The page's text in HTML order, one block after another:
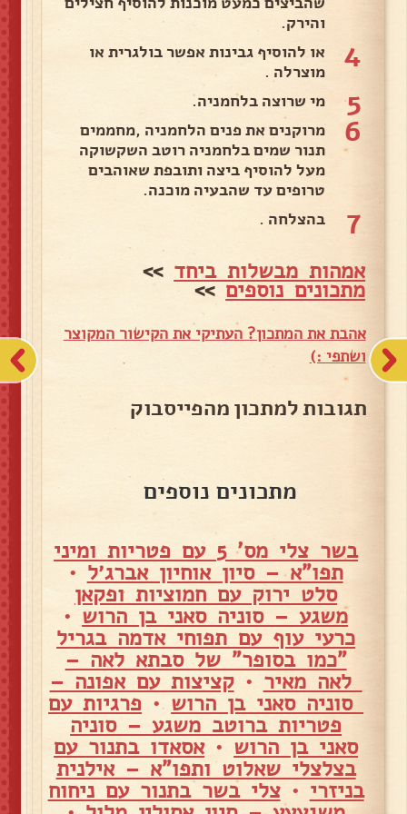
והירק.
4
או להוסיף גבינות אפשר בולגרית או
מוצרלה .
5 מי שרוצה בלחמניה.
6
מרוקנים את פנים הלחמניה ,מחממים
תנור שמים בלחמניה רוטב השקשוקה
מעל להוסיף ביצה ותובפת שאוהבים
טרופים עד שהבעיה מוכנה.
7 בהצלחה .
אמהות מבשלות ביחד >>
מתכונים נוספים>>
אהבת את המתכון? העתיקי את הקישור המקוצר
ושתפי :)
תגובות למתכון מהפייסבוק
מתכונים נוספים
בשר צלי מס' 5 עם פטריות ומיני
תפו"א – סיון אוחיון אברג׳ל •
סלט ירוק עם חמוציות ופקאן
משגע – סוניה סאני בן הרוש •
כרעי עוף עם תפוחי אדמה בגריל
"כמו בסופר" של סבתא לאה –
לאה מאיר •קציצות עם אפונה –
סוניה סאני בן הרוש • פרגיות עם
פטריות ברוטב משגע – סוניה
סאני בן הרוש •אסאדו בתנור עם
בצלצלי שאלוט ותפו"א – אילנית
בניזרי •צלי בשר בתנור עם ניחוח